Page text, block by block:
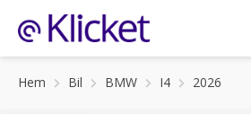
Hem Bil BMW I4 2026